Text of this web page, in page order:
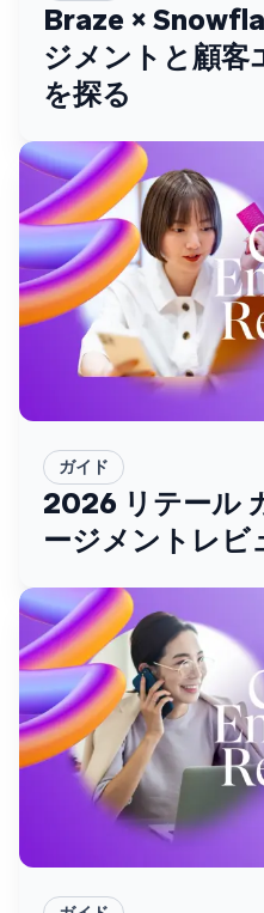
Braze ×
ジメントと顧客
を探る
ガイド
2026 リテール
ージメントレビ